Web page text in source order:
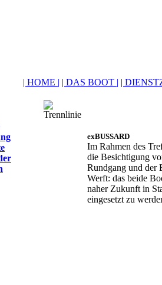
| HOME | | DAS BOOT | |
exBUSSARD
Im Rahmen des
die Besichtigung
Rundgang und der
Werft: das beide
naher Zukunft in
eingesetzt zu